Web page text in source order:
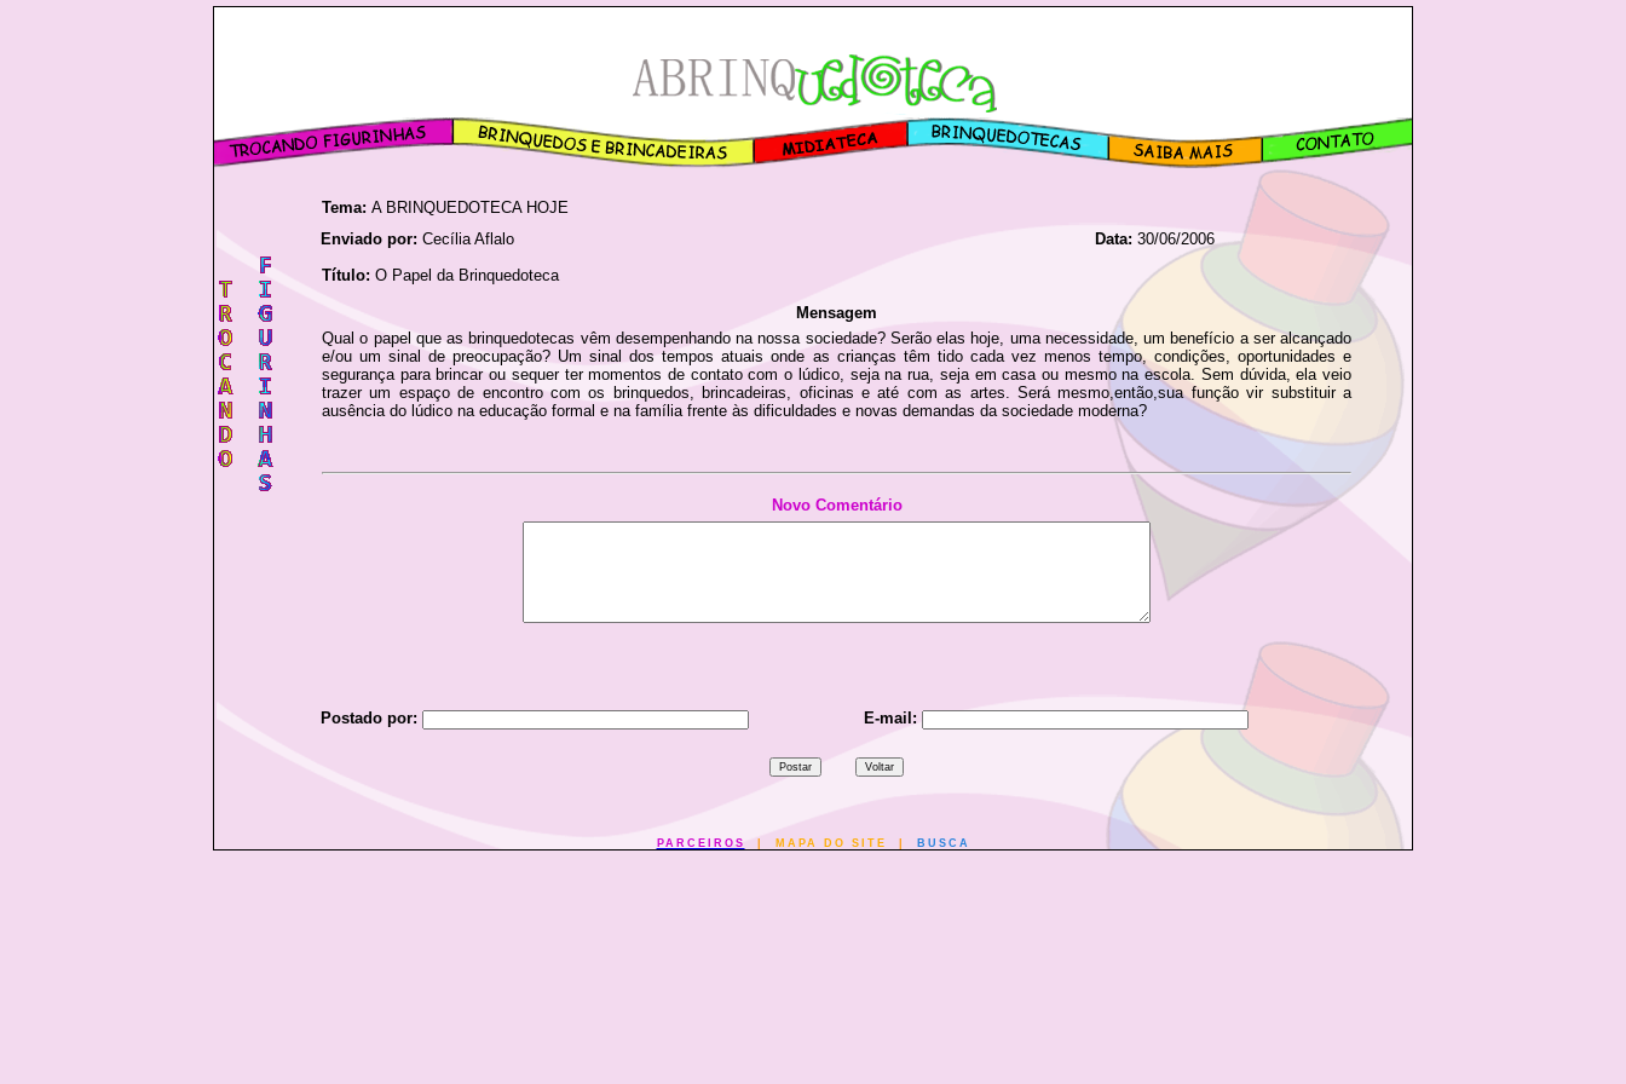
Tema: A BRINQUEDOTECA HOJE
Enviado por: Cecília Aflalo Data: 30/06/2006
Título: O Papel da Brinquedoteca
Mensagem
Qual o papel que as brinquedotecas vêm desempenhando na nossa sociedade? Serão elas hoje, uma necessidade, um benefício a ser alcançado
e/ou um sinal de preocupação? Um sinal dos tempos atuais onde as crianças têm tido cada vez menos tempo, condições, oportunidades e
segurança para brincar ou sequer ter momentos de contato com o lúdico, seja na rua, seja em casa ou mesmo na escola. Sem dúvida, ela veio
trazer um espaço de encontro com os brinquedos, brincadeiras, oficinas e até com as artes. Será mesmo,então,sua função vir substituir a
ausência do lúdico na educação formal e na família frente às dificuldades e novas demandas da sociedade moderna?
Novo Comentário
Postado por: E-mail:
PARCEIROS MAPA DO SITE BUSCA